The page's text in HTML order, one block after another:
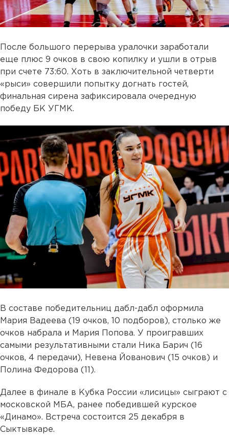
После большого перерыва уралочки заработали
еще плюс 9 очков в свою копилку и ушли в отрыв
при счете 73:60. Хоть в заключительной четверти
«рыси» совершили попытку догнать гостей,
финальная сирена зафиксировала очередную
победу БК УГМК.
В составе победительниц дабл-дабл оформила
Мария Вадеева (19 очков, 10 подборов), столько же
очков набрала и Мария Попова. У проигравших
самыми результативными стали Ника Барич (16
очков, 4 передачи), Невена Йованович (15 очков) и
Полина Федорова (11).
Далее в финале в Кубка России «лисицы» сыграют с
московской МБА, ранее победившей курское
«Динамо». Встреча состоится 25 декабря в
Сыктывкаре.